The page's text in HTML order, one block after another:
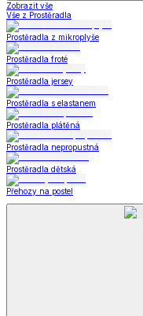
Zobrazit vše
Vše z Prostěradla
Prostěradla z mikroplyše
Prostěradla froté
Prostěradla jersey
Prostěradla s elastanem
Prostěradla plátěná
Prostěradla nepropustná
Prostěradla dětská
Přehozy na postel